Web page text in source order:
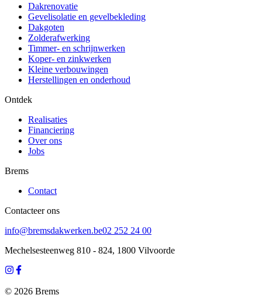
Dakrenovatie
Gevelisolatie en gevelbekleding
Dakgoten
Zolderafwerking
Timmer- en schrijnwerken
Koper- en zinkwerken
Kleine verbouwingen
Herstellingen en onderhoud
Ontdek
Realisaties
Financiering
Over ons
Jobs
Brems
Contact
Contacteer ons
info@bremsdakwerken.be02 252 24 00
Mechelsesteenweg 810 - 824, 1800 Vilvoorde
© 2026 Brems